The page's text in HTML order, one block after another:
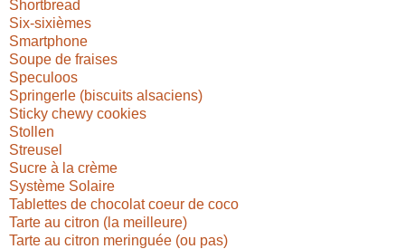
Shortbread
Six-sixièmes
Smartphone
Soupe de fraises
Speculoos
Springerle (biscuits alsaciens)
Sticky chewy cookies
Stollen
Streusel
Sucre à la crème
Système Solaire
Tablettes de chocolat coeur de coco
Tarte au citron (la meilleure)
Tarte au citron meringuée (ou pas)